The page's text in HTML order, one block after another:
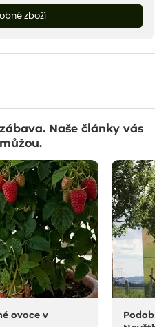
zboží
Naše články vás
horka
ovoce v